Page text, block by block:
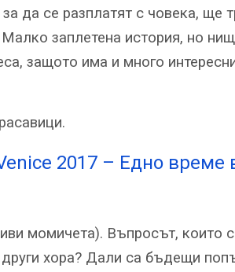
да се разплатят с човека, ще
заплетена история, но
защото има и много
2017 – Едно време
момичета). Въпросът, които
хора? Дали са бъдещи